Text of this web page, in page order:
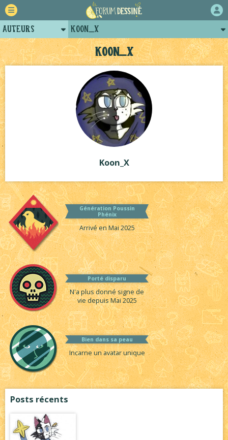
Koon_X
Koon_X
Génération Poussin
Phénix
Arrivé en Mai 2025
Porté disparu
N'a plus donné signe de
vie depuis Mai 2025
Bien dans sa peau
Incarne un avatar unique
Posts récents
Auteurs
Retour
Forum
Projets
Tutoriels
Koon_X
Posts de koon_x